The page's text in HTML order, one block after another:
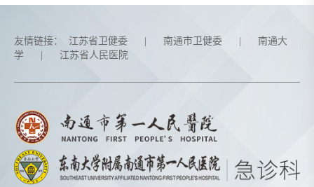
友情链接： 江苏省卫健委 南通市卫健委
南通大
学
江苏省人民医院